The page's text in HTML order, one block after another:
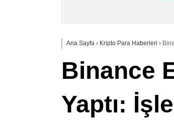
Ana Sayfa › Kripto Para Haberleri ›
Binance
Yaptı: